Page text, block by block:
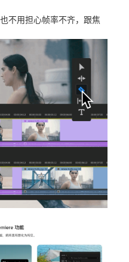
不用担心帧率不齐，跟焦